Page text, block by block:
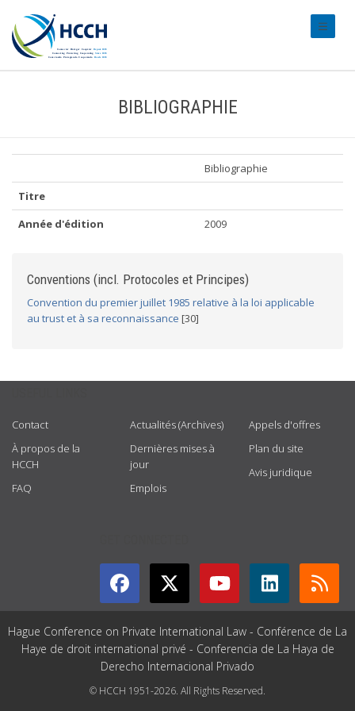
BIBLIOGRAPHIE
Bibliographie
Titre
Année d'édition
2009
Conventions (incl. Protocoles et Principes)
Convention du premier juillet 1985 relative à la loi applicable
au trust et à sa reconnaissance [30]
Contact
À propos de la
HCCH
FAQ
Actualités (Archives)
Dernières mises à
jour
Emplois
Appels d'offres
Plan du site
Avis juridique
Hague Conference on Private International Law - Conférence de La
Haye de droit international privé - Conferencia de La Haya de
Derecho Internacional Privado
© HCCH 1951-2026. All Rights Reserved.